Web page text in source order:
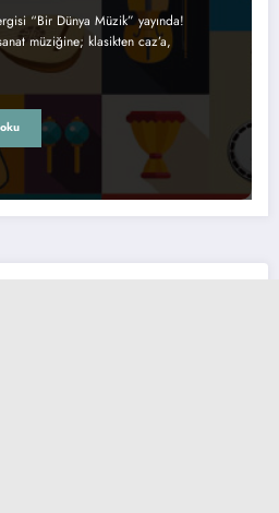
“Bir Dünya Müzik” yayında!
müziğine; klasikten caz’a,